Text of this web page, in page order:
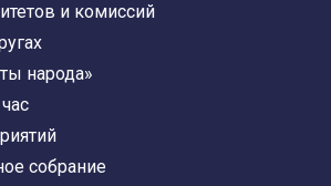
и комиссий
народа»
собрание